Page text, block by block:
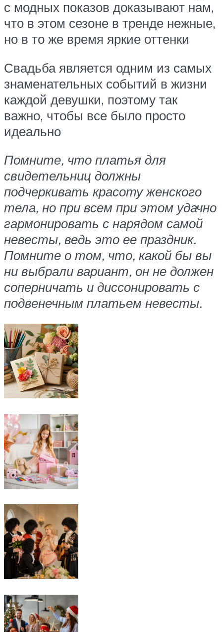
с модных показов доказывают нам,
что в этом сезоне в тренде нежные,
но в то же время яркие оттенки
Свадьба является одним из самых
знаменательных событий в жизни
каждой девушки, поэтому так
важно, чтобы все было просто
идеально
Помните, что платья для
свидетельниц должны
подчеркивать красоту женского
тела, но при всем при этом удачно
гармонировать с нарядом самой
невесты, ведь это ее праздник.
Помните о том, что, какой бы вы
ни выбрали вариант, он не должен
соперничать и диссонировать с
подвенечным платьем невесты.